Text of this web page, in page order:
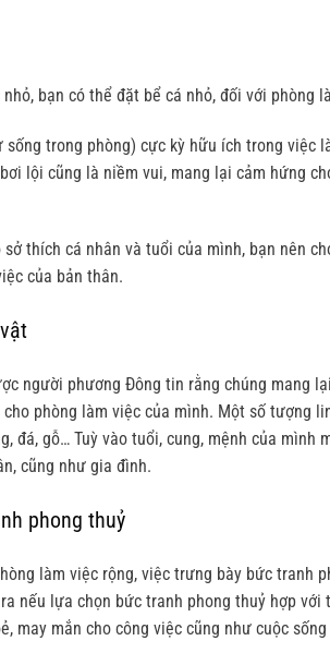
bạn có thể đặt bể cá nhỏ, đối với phòng
sống trong phòng) cực kỳ hữu ích trong việc
lội cũng là niềm vui, mang lại cảm hứng
sở thích cá nhân và tuổi của mình, bạn nên
của bản thân.
người phương Đông tin rằng chúng mang
phòng làm việc của mình. Một số tượng
đá, gỗ… Tuỳ vào tuổi, cung, mệnh của
cũng như gia đình.
phong thuỷ
làm việc rộng, việc trưng bày bức tranh
nếu lựa chọn bức tranh phong thuỷ hợp
may mắn cho công việc cũng như cuộc